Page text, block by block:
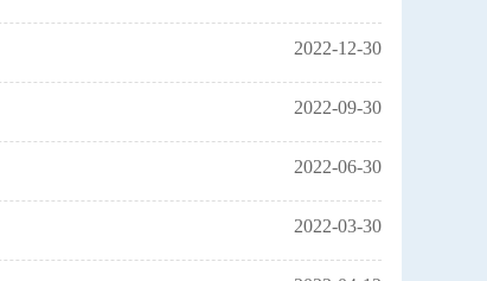
2022-12-30
2022-09-30
2022-06-30
2022-03-30